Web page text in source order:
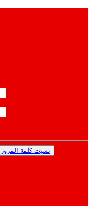
نسيت كلمة المرور